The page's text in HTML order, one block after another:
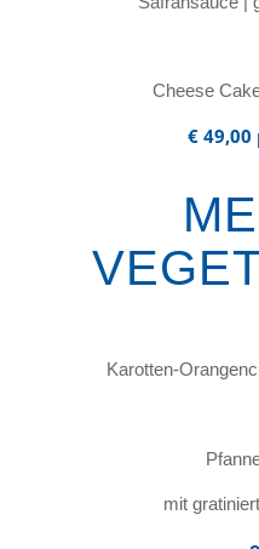
Cheese
€ 49,00
Karotten-
mit